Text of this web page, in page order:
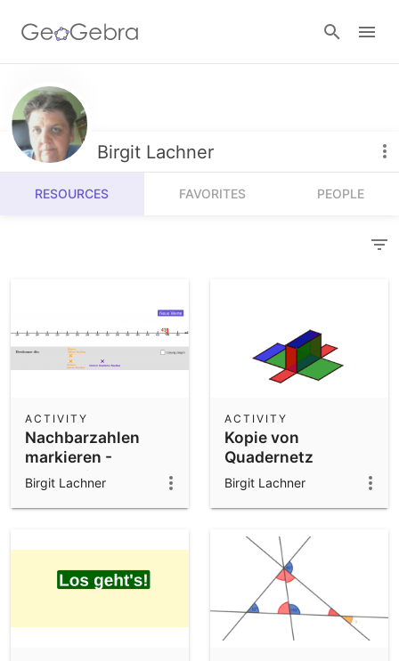
Resources
Number Sense
Algebra
Operations
Community Resources
Get started with our Resources
Calculators
3D Calculator
Notes
App Downloads
Birgit Lachner
RESOURCES FAVORITES PEOPLE
Nachbarzahlen
markieren -
Vorbereitung
Runden
ACTIVITY
Birgit Lachner
Kopie von
Quadernetz
ACTIVITY
Birgit Lachner